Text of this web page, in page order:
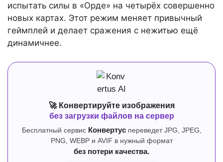
испытать силы в «Орде» на четырёх совершенно
новых картах. Этот режим меняет привычный
геймплей и делает сражения с нежитью ещё
динамичнее.
🚀 Конвертируйте изображения
без загрузки файлов на сервер
Бесплатный сервис Конвертуспереведет JPG, JPEG,
PNG, WEBP и AVIF в нужный формат
без потери качества.